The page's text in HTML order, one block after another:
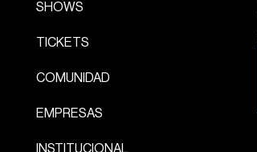
SHOWS
TICKETS
COMUNIDAD
EMPRESAS
INSTITUCIONAL